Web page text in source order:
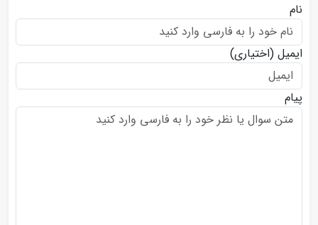
نام
ایمیل (اختیاری)
پیام